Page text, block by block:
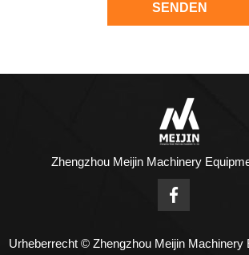
SENDEN
Zhengzhou Meijin Machinery
Urheberrecht © Zhengzhou Meijin Machinery